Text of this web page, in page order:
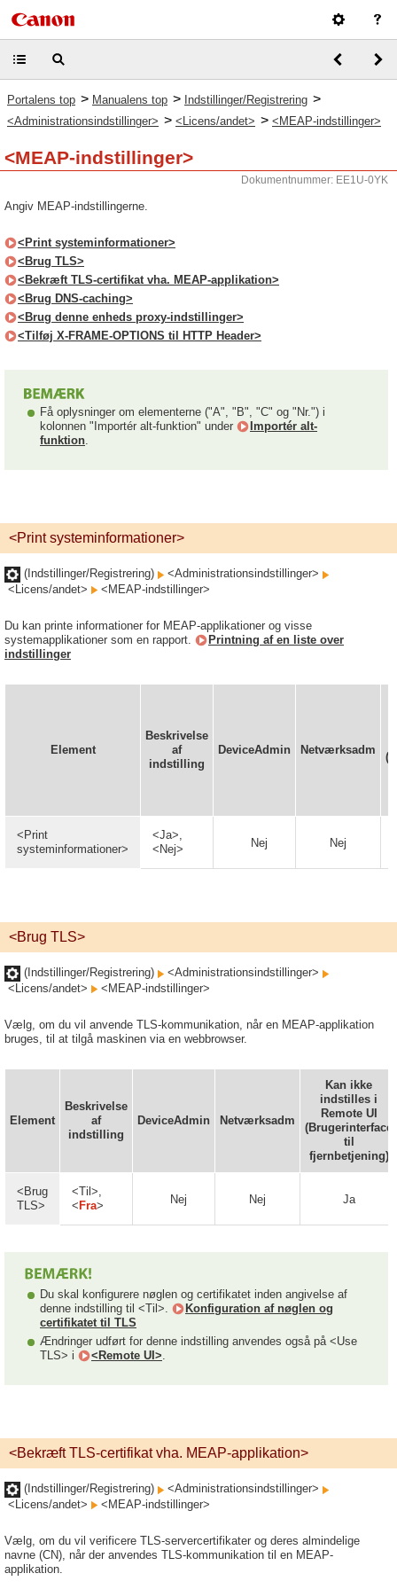
Portalens top > Manualens top > Indstillinger/Registrering >
<Administrationsindstillinger> > <Licens/andet> > <MEAP-indstillinger>
<MEAP-indstillinger>
Dokumentnummer: EE1U-0YK
Angiv MEAP-indstillingerne.
<Print systeminformationer>
<Brug TLS>
<Bekræft TLS-certifikat vha. MEAP-applikation>
<Brug DNS-caching>
<Brug denne enheds proxy-indstillinger>
<Tilføj X-FRAME-OPTIONS til HTTP Header>
Få oplysninger om elementerne ("A", "B", "C" og "Nr.") i
kolonnen "Importér alt-funktion" under
Importér alt-
funktion.
<Print systeminformationer>
(Indstillinger/Registrering)
<Administrationsindstillinger>
<Licens/andet>
<MEAP-indstillinger>
Du kan printe informationer for MEAP-applikationer og visse
systemapplikationer som en rapport.
Printning af en liste over
indstillinger
Element
Beskrivelse
af
indstilling
DeviceAdmin Netværksadm
<Print
systeminformationer>
<Ja>,
<Nej>
Nej Nej
<Brug TLS>
(Indstillinger/Registrering)
<Administrationsindstillinger>
<Licens/andet>
<MEAP-indstillinger>
Vælg, om du vil anvende TLS-kommunikation, når en MEAP-applikation
bruges, til at tilgå maskinen via en webbrowser.
Element
Beskrivelse
af
indstilling
DeviceAdmin Netværksadm
Kan ikke
indstilles i
Remote UI
(Brugerinterface
til
fjernbetjening)
<Brug
TLS>
<Til>,
< Fra> Nej Nej Ja
Du skal konfigurere nøglen og certifikatet inden angivelse af
denne indstilling til <Til>.
Konfiguration af nøglen og
certifikatet til TLS
Ændringer udført for denne indstilling anvendes også på <Use
TLS> i
<Remote UI>.
<Bekræft TLS-certifikat vha. MEAP-applikation>
(Indstillinger/Registrering)
<Administrationsindstillinger>
<Licens/andet>
<MEAP-indstillinger>
Vælg, om du vil verificere TLS-servercertifikater og deres almindelige
navne (CN), når der anvendes TLS-kommunikation til en MEAP-
applikation.